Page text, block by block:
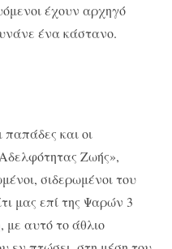
έχουν αρχηγό
ένα κάστανο.
και οι
Ζωής»,
σιδερωμένοι του
μας επί της Ψαρών 3
αυτό το άθλιο